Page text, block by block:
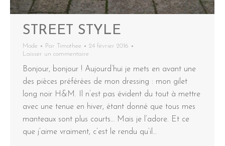
STREET STYLE
Mode Par Timothee
24 février 2016
Laisser un commentaire
Bonjour, bonjour ! Aujourd’hui je mets en avant une
des pièces préférées de mon dressing : mon gilet
long noir H&M. Il n’est pas évident du tout à mettre
avec une tenue en hiver, étant donné que tous mes
manteaux sont plus courts… Mais je l’adore. Et ce
que j’aime vraiment, c’est le rendu qu’il…